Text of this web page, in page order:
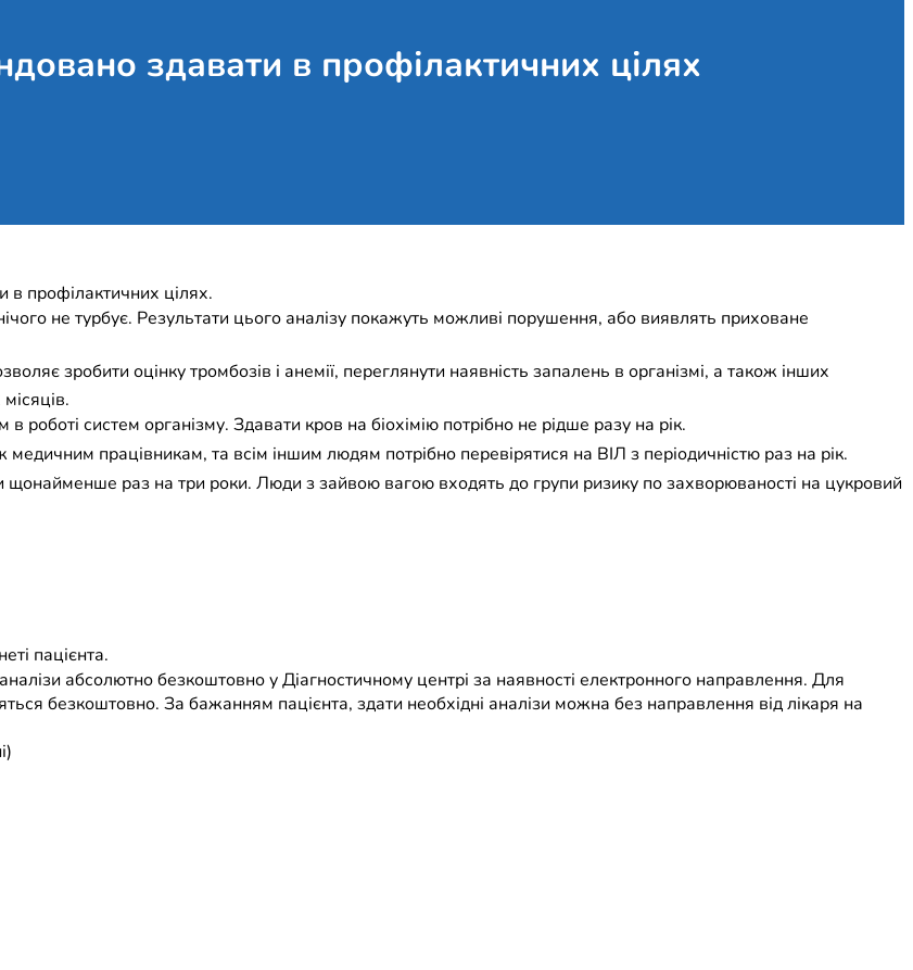
здавати в профілактичних цілях
в профілактичних цілях.
не турбує. Результати цього аналізу покажуть можливі порушення, або виявлять приховане
зробити оцінку тромбозів і анемії, переглянути наявність запалень в організмі, а також інших
роботі систем організму. Здавати кров на біохімію потрібно не рідше разу на рік.
працівникам, та всім іншим людям потрібно перевірятися на ВІЛ з періодичністю раз на рік.
щонайменше раз на три роки. Люди з зайвою вагою входять до групи ризику по захворюваності на цукровий
пацієнта.
абсолютно безкоштовно у Діагностичному центрі за наявності електронного направлення. Для
безкоштовно. За бажанням пацієнта, здати необхідні аналізи можна без направлення від лікаря на